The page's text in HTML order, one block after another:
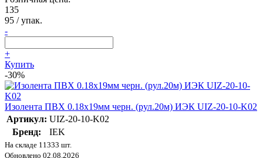
135
95 / упак.
-
+
Купить
-30%
Изолента ПВХ 0.18х19мм черн. (рул.20м) ИЭК UIZ-20-10-K02
Артикул: UIZ-20-10-K02
Бренд:
IEK
На складе 11333 шт.
Обновлено 02.08.2026